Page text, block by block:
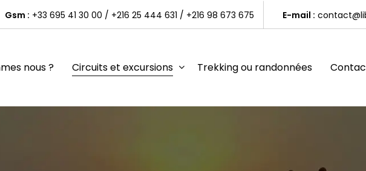
Gsm : +33 695 41 30 00 / +216 25 444 631 / +216 98 673 675 E-mail :
nous ? Circuits et excursions Trekking ou randonnées